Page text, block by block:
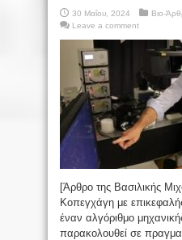
30 Μαΐου, 2024 Βιο-
Leave a comment
[Άρθρο της Βασιλικής
Κοπεγχάγη με
έναν αλγόριθμο
παρακολουθεί σε